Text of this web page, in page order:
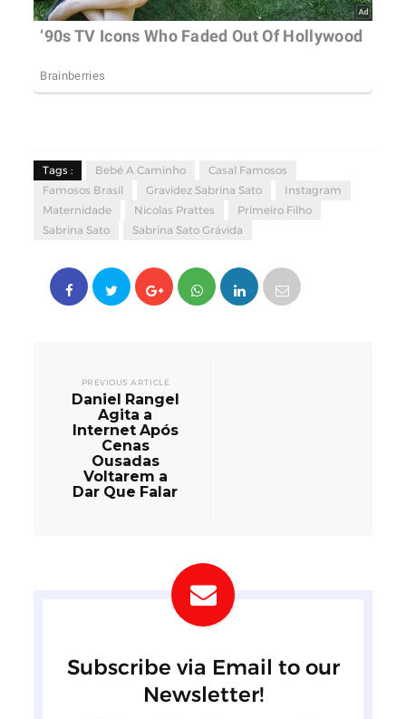
Tags : Bebé A Caminho
Casal Famosos
Famosos Brasil
Gravidez Sabrina Sato
Instagram
Maternidade
Nicolas Prattes
Primeiro Filho
Sabrina Sato
Sabrina Sato Grávida
PREVIOUS ARTICLE
Daniel Rangel
Agita a
Internet Após
Cenas
Ousadas
Voltarem a
Dar Que Falar
Subscribe via Email to our
Newsletter!